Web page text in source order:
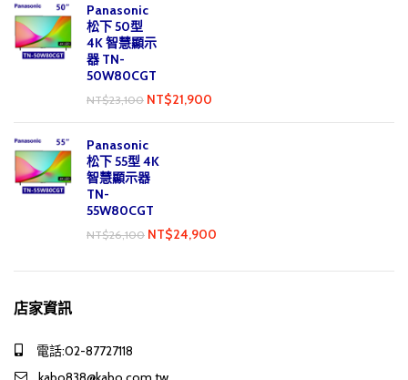
Panasonic
松下 50型
4K 智慧顯示
器 TN-
50W80CGT
NT$23,100 NT$21,900
Panasonic
松下 55型 4K
智慧顯示器
TN-
55W80CGT
NT$26,100 NT$24,900
店家資訊
電話:02-87727118